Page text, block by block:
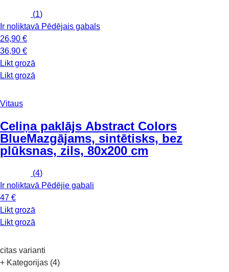
(1)
Ir noliktavā Pēdējais gabals
26,90 €
36,90 €
Likt grozā
Likt grozā
Vitaus
Celiņa paklājs Abstract Colors
BlueMazgājams, sintētisks, bez
plūksnas, zils, 80x200 cm
(4)
Ir noliktavā Pēdējie gabali
47 €
Likt grozā
Likt grozā
citas varianti
+ Kategorijas (4)